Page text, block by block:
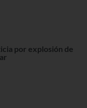
por explosión de